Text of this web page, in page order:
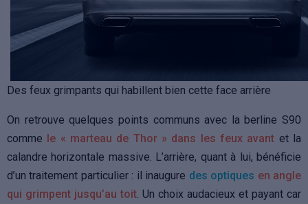
Des feux grimpants qui habillent bien cette face arrière
On retrouve quelques points communs avec la berline S90
comme le « marteau de Thor » dans les feux avant et la
calandre horizontale massive. L’arrière, quant à lui, bénéficie
d’un traitement particulier : il inaugure des optiques en angle
qui grimpent jusqu’au toit. Un choix audacieux et payant car